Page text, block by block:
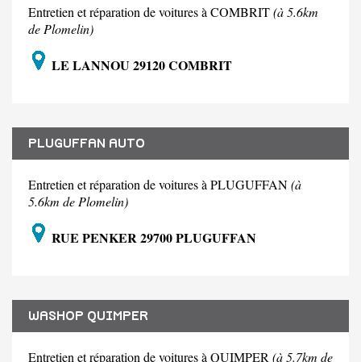
Entretien et réparation de voitures à COMBRIT(à 5.6km
de Plomelin)
LE LANNOU 29120 COMBRIT
PLUGUFFAN AUTO
Entretien et réparation de voitures à PLUGUFFAN(à
5.6km de Plomelin)
RUE PENKER 29700 PLUGUFFAN
WASHOP QUIMPER
Entretien et réparation de voitures à QUIMPER(à 5.7km de